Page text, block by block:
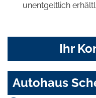
unentgeltlich
Ihr
Autohaus